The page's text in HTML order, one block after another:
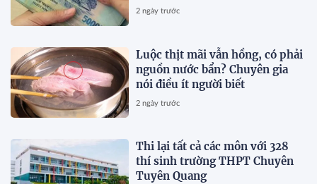
2 ngày trước
Luộc thịt mãi vẫn hồng, có phải
nguồn nước bẩn? Chuyên gia
nói điều ít người biết
2 ngày trước
Thi lại tất cả các môn với 328
thí sinh trường THPT Chuyên
Tuyên Quang